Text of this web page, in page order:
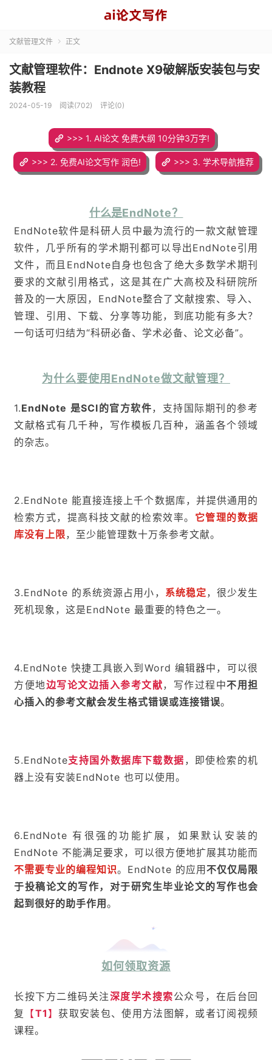
文献管理文件  正文
文献管理软件：Endnote X9破解版安装包与安
装教程
2024-05-19 阅读(702) 评论(0)
>>> 1. AI论文 免费大纲 10分钟3万字!
>>> 2. 免费AI论文写作 润色! >>> 3. 学术导航推荐
什么是EndNote？
EndNote软件是科研人员中最为流行的一款文献管理
软件，几乎所有的学术期刊都可以导出EndNote引用
文件，而且EndNote自身也包含了绝大多数学术期刊
要求的文献引用格式，这是其在广大高校及科研院所
普及的一大原因，EndNote整合了文献搜索、导入、
管理、引用、下载、分享等功能，到底功能有多大？
一句话可归结为“科研必备、学术必备、论文必备”。
为什么要使用EndNote做文献管理？
1.EndNote 是SCI的官方软件，支持国际期刊的参考
文献格式有几千种，写作模板几百种，涵盖各个领域
的杂志。
2.EndNote 能直接连接上千个数据库，并提供通用的
检索方式，提高科技文献的检索效率。 它管理的数据
库没有上限，至少能管理数十万条参考文献。
3.EndNote 的系统资源占用小， 系统稳定，很少发生
死机现象，这是EndNote 最重要的特色之一。
4.EndNote 快捷工具嵌入到Word 编辑器中，可以很
方便地边写论文边插入参考文献，写作过程中不用担
心插入的参考文献会发生格式错误或连接错误。
5.EndNote支持国外数据库下载数据 ，即使检索的机
器上没有安装EndNote 也可以使用。
6.EndNote 有很强的功能扩展，如果默认安装的
EndNote 不能满足要求，可以很方便地扩展其功能而
不需要专业的编程知识。EndNote 的应用 不仅仅局限
于投稿论文的写作，对于研究生毕业论文的写作也会
起到很好的助手作用 。
如何领取资源
长按下方二维码关注深度学术搜索公众号，在后台回
复
【T1】获取安装包、使用方法 图解，或者订阅 视频
课程。